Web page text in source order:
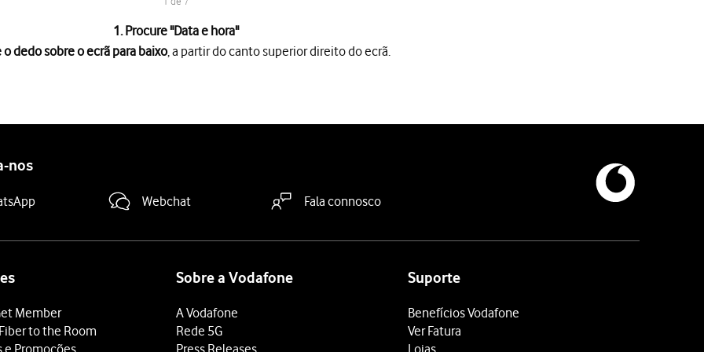
1. Procure "Data e hora"
o dedo sobre o ecrã para baixo, a partir do canto superior direito do ecrã.
horário automático"
terminar e voltar ao ecrã inicial.
nos
Webchat Fala connosco
Member
to the Room
e Promoções
Sobre a Vodafone
A Vodafone
Rede 5G
Press Releases
Suporte
Benefícios Vodafone
Ver Fatura
Lojas